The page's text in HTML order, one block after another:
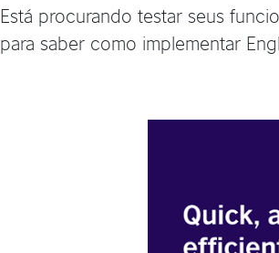
Está procurando testar seus
para saber como implementar